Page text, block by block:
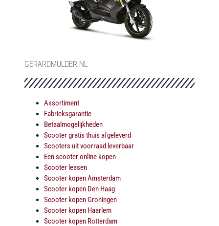
GERARDMULDER.NL
Assortiment
Fabrieksgarantie
Betaalmogelijkheden
Scooter gratis thuis afgeleverd
Scooters uit voorraad leverbaar
Een scooter online kopen
Scooter leasen
Scooter kopen Amsterdam
Scooter kopen Den Haag
Scooter kopen Groningen
Scooter kopen Haarlem
Scooter kopen Rotterdam